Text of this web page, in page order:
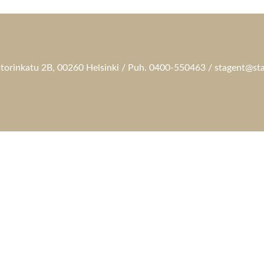
2B, 00260 Helsinki / Puh. 0400-550463 /